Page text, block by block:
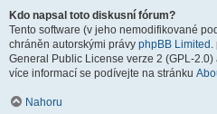
Kdo napsal toto diskusní fórum?
Tento software (v jeho nemodifikované
chráněn autorskými právy phpBB Limited .
General Public License verze 2 (GPL-
více informací se podívejte na stránku
Nahoru